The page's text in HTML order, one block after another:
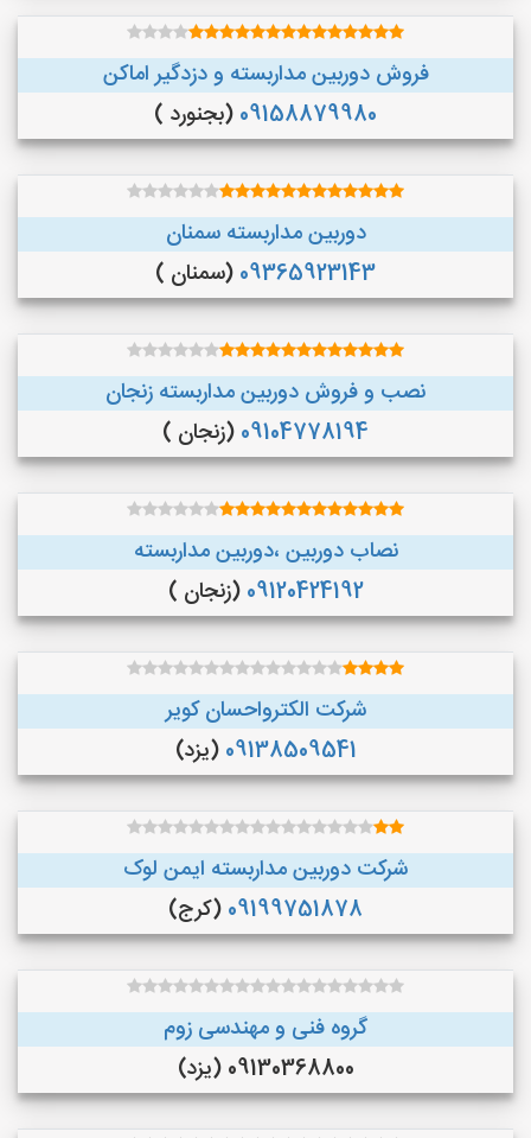
فروش دوربین مداربسته و دزدگیر اماکن
09158879980 (بجنورد )
دوربین مداربسته سمنان
09365923143 (سمنان )
نصب و فروش دوربین مداربسته زنجان
09104778194 (زنجان )
نصاب دوربین ،دوربین مداربسته
09120424192 (زنجان )
شرکت الکترواحسان کویر
09138509541 (یزد)
شرکت دوربین مداربسته ایمن لوک
09199751878 (کرج)
گروه فنی و مهندسی زوم
09130368800 (یزد)